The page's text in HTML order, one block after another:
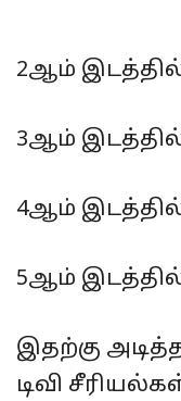
2ஆம் இடத்தில்
3ஆம் இடத்தில்
4ஆம் இடத்தில்
5ஆம் இடத்தில்
இதற்கு
டிவி